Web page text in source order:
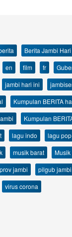
Berita Jambi Hari
en film fr
jambi hari ini
Kumpulan BERITA
Kumpulan
lagu indo lagu pop
musik barat Musik
jambi pilgub jambi
virus corona